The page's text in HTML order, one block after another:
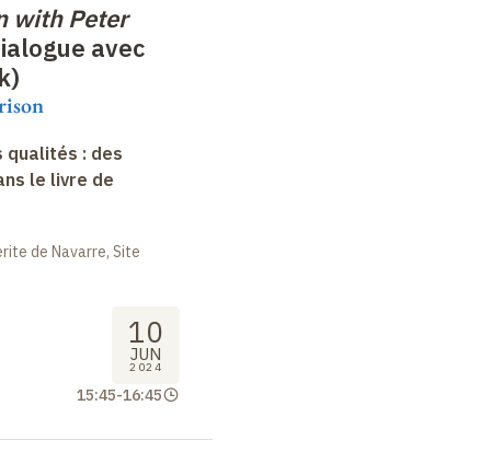
with Peter
avec
qualités : des
le livre de
de Navarre, Site
10
JUN
2024
15:45-16:45